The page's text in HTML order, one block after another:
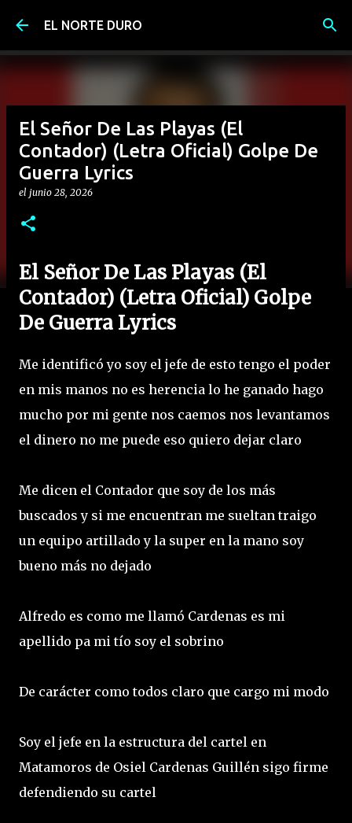
Ir al contenido principal
EL NORTE DURO
El Señor De Las Playas (El
Contador) (Letra Oficial) Golpe De
Guerra Lyrics
el junio 28, 2026
El Señor De Las Playas (El
Contador) (Letra Oficial) Golpe
De Guerra Lyrics
Me identificó yo soy el jefe de esto tengo el poder
en mis manos no es herencia lo he ganado hago
mucho por mi gente nos caemos nos levantamos
el dinero no me puede eso quiero dejar claro
Me dicen el Contador que soy de los más
buscados y si me encuentran me sueltan traigo
un equipo artillado y la super en la mano soy
bueno más no dejado
Alfredo es como me llamó Cardenas es mi
apellido pa mi tío soy el sobrino
De carácter como todos claro que cargo mi modo
Soy el jefe en la estructura del cartel en
Matamoros de Osiel Cardenas Guillén sigo firme
defendiendo su cartel